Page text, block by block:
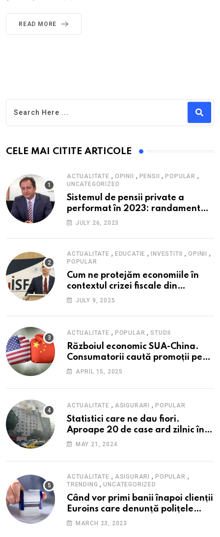
READ MORE
CELE MAI CITITE ARTICOLE
ACTUALITATE , OPINII , PENSII ,POPULAR ,
UNCATEGORIZED
Sistemul de pensii private a
performat în 2023: randament
peste inflație, active și plăți la
cadrul ofertei Hidroelectrica,
reziliența la crize
JULY 26, 2023
ACTUALITATE , EDUCATIE , INVESTITII ,OPINII ,
POPULAR
Cum ne protejăm economiile în
contextul crizei fiscale din
România- Valentin Ionescu,
Financiare (ISF)
JULY 9, 2025
ACTUALITATE , POPULAR ,STUDII
Războiul economic SUA-China.
Consumatorii caută promoții pe
fondul scumpirilor, mai ales la
APRIL 15, 2025
ACTUALITATE , ASIGURARI ,POPULAR
Statistici care ne dau fiori.
Aproape 20 de case ard zilnic în
România, iar pagubele au
nici 40 de lei pe lună
MAY 21, 2024
ACTUALITATE , ASIGURARI ,POPULAR ,
TRENDING ,UNCATEGORIZED
Când vor primi banii înapoi clienții
Euroins care denunță polițele
RCA? Toți pașii și toate termenele
MARCH 23, 2023